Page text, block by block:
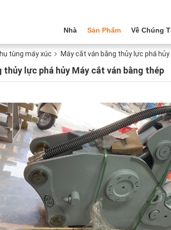
Nhà Sản Phẩm Về Chúng
tùng máy xúc Máy cắt ván bằng thủy lực phá
thủy lực phá hủy Máy cắt ván bằng thép